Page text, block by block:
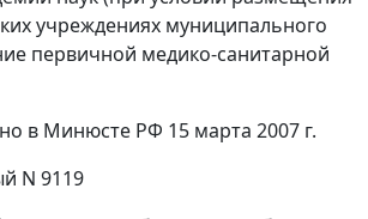
учреждениях муниципального
первичной медико-санитарной
в Минюсте РФ 15 марта 2007 г.
N 9119